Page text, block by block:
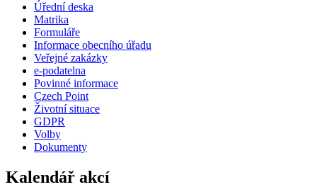
Úřední deska
Matrika
Formuláře
Informace obecního úřadu
Veřejné zakázky
e-podatelna
Povinné informace
Czech Point
Životní situace
GDPR
Volby
Dokumenty
Kalendář akcí